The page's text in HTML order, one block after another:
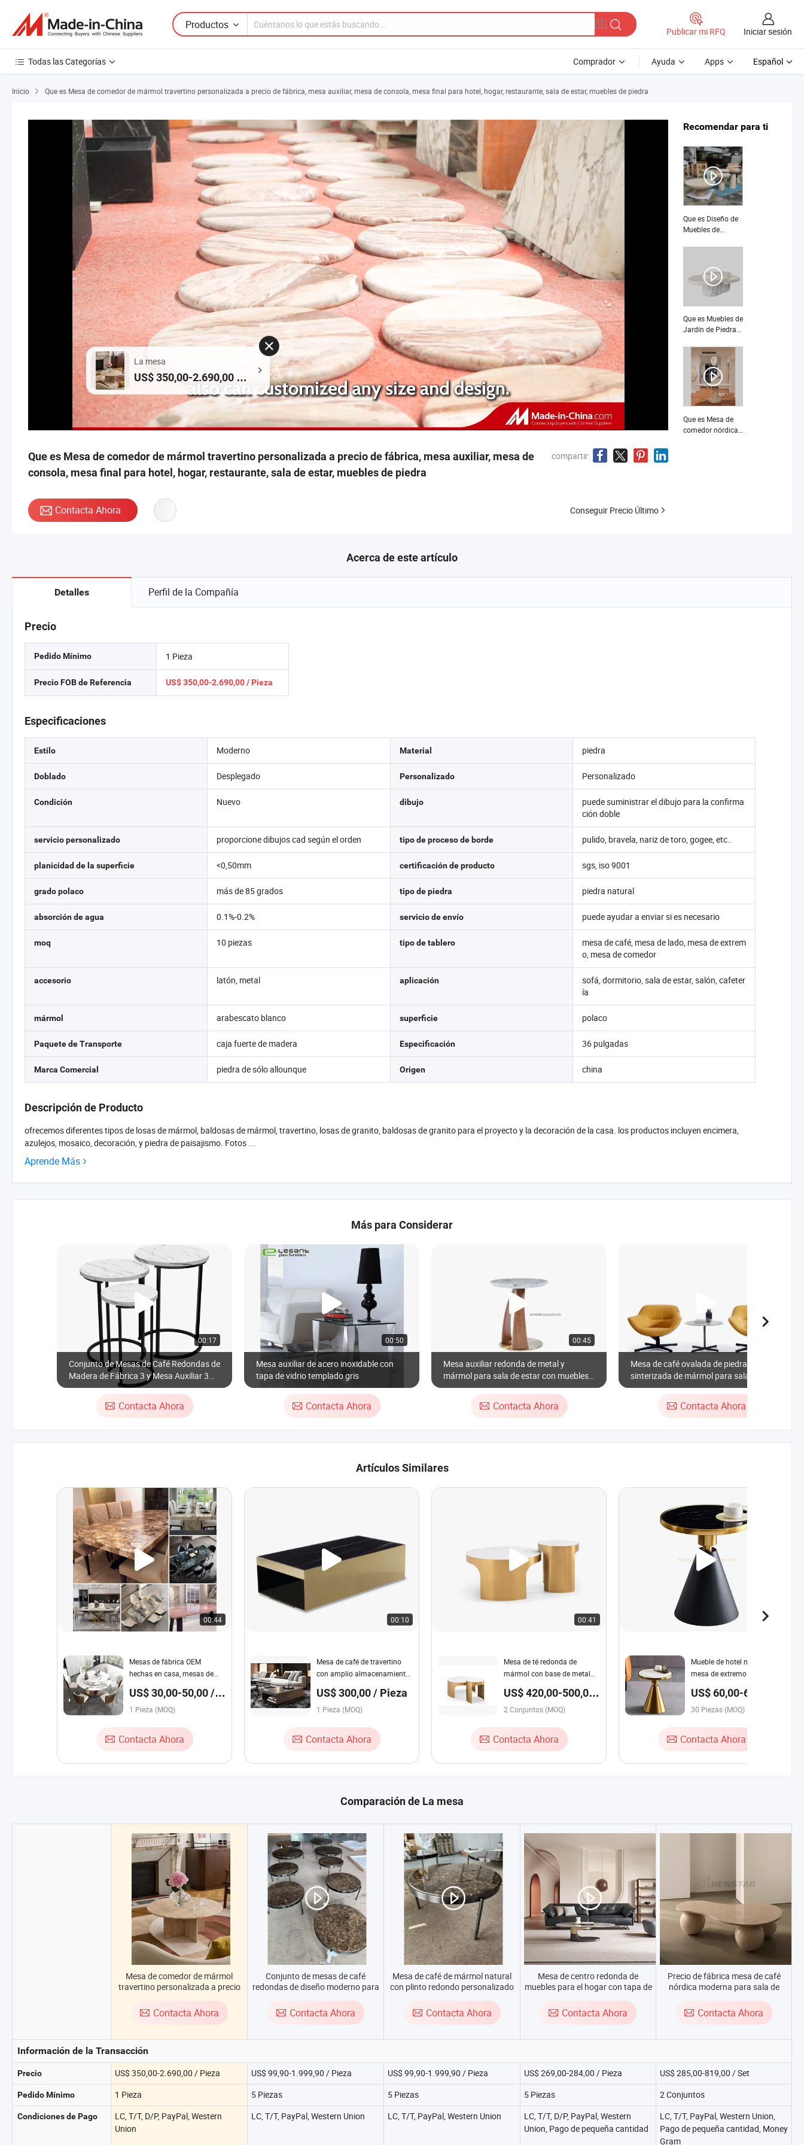
Productos
Publicar mi RFQ Iniciar sesión
Todas las Categorías Comprador Ayuda Apps Español
Inicio Que es Mesa de comedor de mármol travertino personalizada a precio de fábrica, mesa auxiliar, mesa de consola, mesa final para hotel, hogar, restaurante, sala de estar, muebles de piedra
La mesa
US$ 350,00-2.690,00 /
Pieza
Recomendar para ti
Que es Diseño de
Muebles de
Mesa Lateral de
Piedra Moderna,
Mesa de Café de
Mármol
Travertino, Mesa
Pequeña de Final
Que es Muebles de
Jardín de Piedra
para Exterior
Mesa de Café de
Basalto Negro
Que es Mesa de
comedor nórdica
Que es Mesa de comedor de mármol travertino personalizada a precio de fábrica, mesa auxiliar, mesa de
consola, mesa final para hotel, hogar, restaurante, sala de estar, muebles de piedra
compartir:
Contacta Ahora Conseguir Precio Último
Acerca de este artículo
Detalles Perfil de la Compañía
Precio
Pedido Mínimo
Precio FOB de Referencia
1 Pieza
US$ 350,00-2.690,00 / Pieza
Especificaciones
Estilo Moderno Material piedra
Doblado Desplegado Personalizado Personalizado
Condición Nuevo dibujo
puede suministrar el dibujo para la confirma
ción doble
servicio personalizado proporcione dibujos cad según el orden tipo de proceso de borde pulido, bravela, nariz de toro, gogee, etc..
planicidad de la superficie <0,50mm certificación de producto sgs, iso 9001
grado polaco más de 85 grados tipo de piedra piedra natural
absorción de agua 0.1%-0.2% servicio de envío puede ayudar a enviar si es necesario
moq 10 piezas tipo de tablero
mesa de café, mesa de lado, mesa de extrem
o, mesa de comedor
accesorio latón, metal aplicación
sofá, dormitorio, sala de estar, salón, cafeter
ía
mármol arabescato blanco superficie polaco
Paquete de Transporte caja fuerte de madera Especificación 36 pulgadas
Marca Comercial piedra de sólo allounque Origen china
Descripción de Producto
ofrecemos diferentes tipos de losas de mármol, baldosas de mármol, travertino, losas de granito, baldosas de granito para el proyecto y la decoración de la casa. los productos incluyen encimera,
azulejos, mosaico, decoración, y piedra de paisajismo. Fotos ...
Aprende Más
Más para Considerar
00:17
Conjunto de Mesas de Café Redondas de
Madera de Fábrica 3 y Mesa Auxiliar 3
para la Sala de Estar con Estructura de
Contacta Ahora
00:50
Mesa auxiliar de acero inoxidable con
tapa de vidrio templado gris
Contacta Ahora
00:45
Mesa auxiliar redonda de metal y
mármol para sala de estar con muebles
de madera y lámpara
Contacta Ahora
Mesa de café ovalada de piedra
sinterizada de mármol para sala de
estar, mesa auxiliar
Contacta Ahora
Artículos Similares
00:44
Mesas de fábrica OEM
hechas en casa, mesas de
con almacenamiento, mesa
de café cuadrada de mármol
US$ 30,00-50,00 /
Pieza
1 Pieza (MOQ)
Contacta Ahora
00:10
Mesa de café de travertino
con amplio almacenamiento,
espacio de salón
US$ 300,00 / Pieza
1 Pieza (MOQ)
Contacta Ahora
00:41
Mesa de té redonda de
mármol con base de metal
la fábrica Zhida, combinación
simple para sofá y mesa de
US$ 420,00-500,00
/ Set
2 Conjuntos (MOQ)
Contacta Ahora
00:20
Mueble de hotel mesa de café
mesa de extremo mesa de
metal dorado/rosado/mesa
lateral/mesa consola
US$ 60,00-62,00 /
Pieza
30 Piezas (MOQ)
Contacta Ahora
Comparación de La mesa
Mesa de comedor de mármol
travertino personalizada a precio
consola, mesa final para hotel,
hogar, restaurante, sala de estar,
Contacta Ahora
Conjunto de mesas de café
redondas de diseño moderno para
Contacta Ahora
Mesa de café de mármol natural
con plinto redondo personalizado
Contacta Ahora
Mesa de centro redonda de
muebles para el hogar con tapa de
acero inoxidable, moderna y
lujosa, mesa de café para sala de
Contacta Ahora
Precio de fábrica mesa de café
nórdica moderna para sala de
de mármol travertino antiguo
Contacta Ahora
Información de la Transacción
Precio US$ 350,00-2.690,00 / Pieza US$ 99,90-1.999,90 / Pieza US$ 99,90-1.999,90 / Pieza US$ 269,00-284,00 / Pieza US$ 285,00-819,00 / Set
Pedido Mínimo 1 Pieza 5 Piezas 5 Piezas 5 Piezas 2 Conjuntos
Condiciones de Pago
LC, T/T, D/P, PayPal, Western
Union
LC, T/T, PayPal, Western Union LC, T/T, PayPal, Western Union
LC, T/T, D/P, PayPal, Western
Union, Pago de pequeña cantidad
LC, T/T, PayPal, Western Union,
Pago de pequeña cantidad, Money
Gram